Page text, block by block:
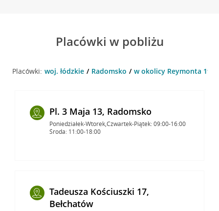
Placówki w pobliżu
Placówki: woj. łódzkie Radomsko w okolicy Reymonta 19 ,
Pl. 3 Maja 13, Radomsko
Poniedziałek-Wtorek,Czwartek-Piątek: 09:00-16:00
Środa: 11:00-18:00
Tadeusza Kościuszki 17,
Bełchatów